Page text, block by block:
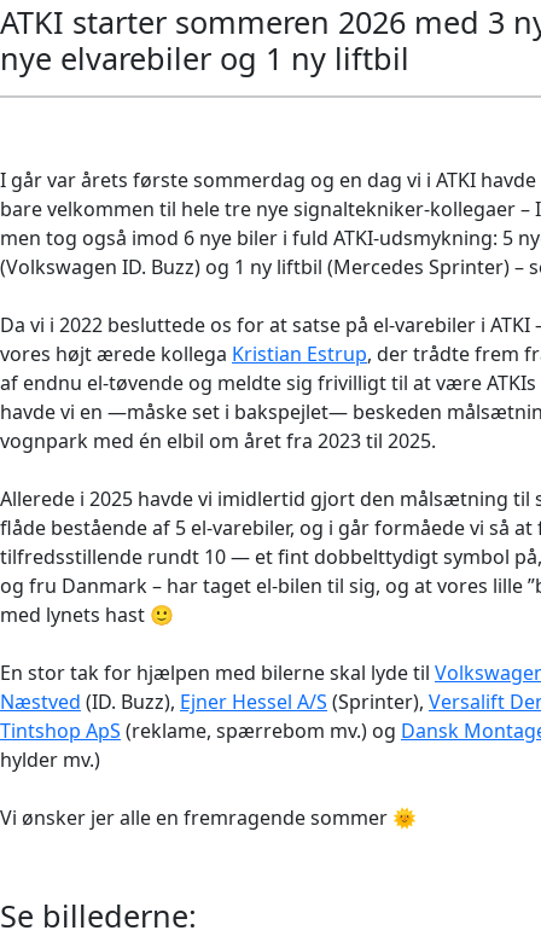
ATKI starter sommeren 2026 med 3
nye elvarebiler og 1 ny liftbil
I går var årets første sommerdag og en dag vi i ATKI
bare velkommen til hele tre nye signaltekniker-kollegaer –
men tog også imod 6 nye biler i fuld ATKI-udsmykning: 5
(Volkswagen ID. Buzz) og 1 ny liftbil (Mercedes Sprinter) –
Da vi i 2022 besluttede os for at satse på el-varebiler i
vores højt ærede kollega Kristian Estrup, der trådte frem
af endnu el-tøvende og meldte sig frivilligt til at være ATKIs
havde vi en —måske set i bakspejlet— beskeden
vognpark med én elbil om året fra 2023 til 2025.
Allerede i 2025 havde vi imidlertid gjort den målsætning til
flåde bestående af 5 el-varebiler, og i går formåede vi så
tilfredsstillende rundt 10 — et fint dobbelttydigt symbol på,
og fru Danmark – har taget el-bilen til sig, og at vores lille
med lynets hast 🙂
En stor tak for hjælpen med bilerne skal lyde til
Næstved (ID. Buzz), Ejner Hessel A/S (Sprinter), Versalift
Tintshop ApS (reklame, spærrebom mv.) og Dansk
hylder mv.)
Vi ønsker jer alle en fremragende sommer 🌞
Se billederne: